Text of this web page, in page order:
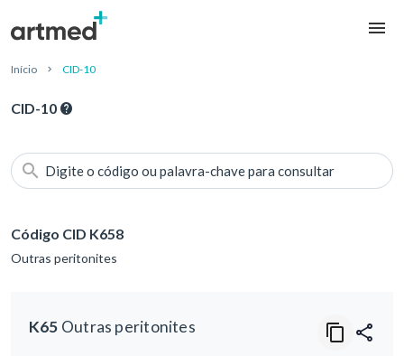
Início CID-10
CID-10
Digite o código ou palavra-chave para consultar
Código CID K658
Outras peritonites
K65 Outras peritonites